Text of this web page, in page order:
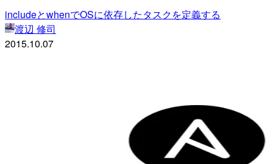
includeとwhenでOSに依存したタスクを定義する
渡辺 修司
2015.10.07